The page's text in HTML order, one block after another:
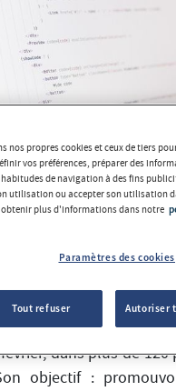
Internet plus sûr.
tous les ans, le
dans plus de 120
objectif :
nos propres cookies et ceux de tiers
vos préférences, préparer des
de navigation à des fins
utilisation ou accepter son utilisation
obtenir plus d'informations dans notre
Paramètres des cookies
Tout refuser Autoriser